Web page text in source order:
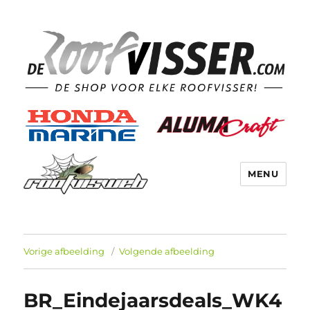
MENU
Vorige afbeelding Volgende afbeelding
BR_Eindejaarsdeals_WK4